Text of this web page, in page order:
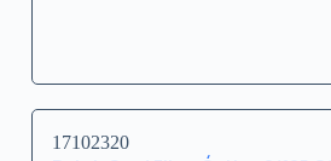
17102320